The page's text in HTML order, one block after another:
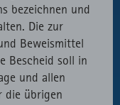
bezeichnen und
Die zur
Beweismittel
Bescheid soll in
und allen
die übrigen